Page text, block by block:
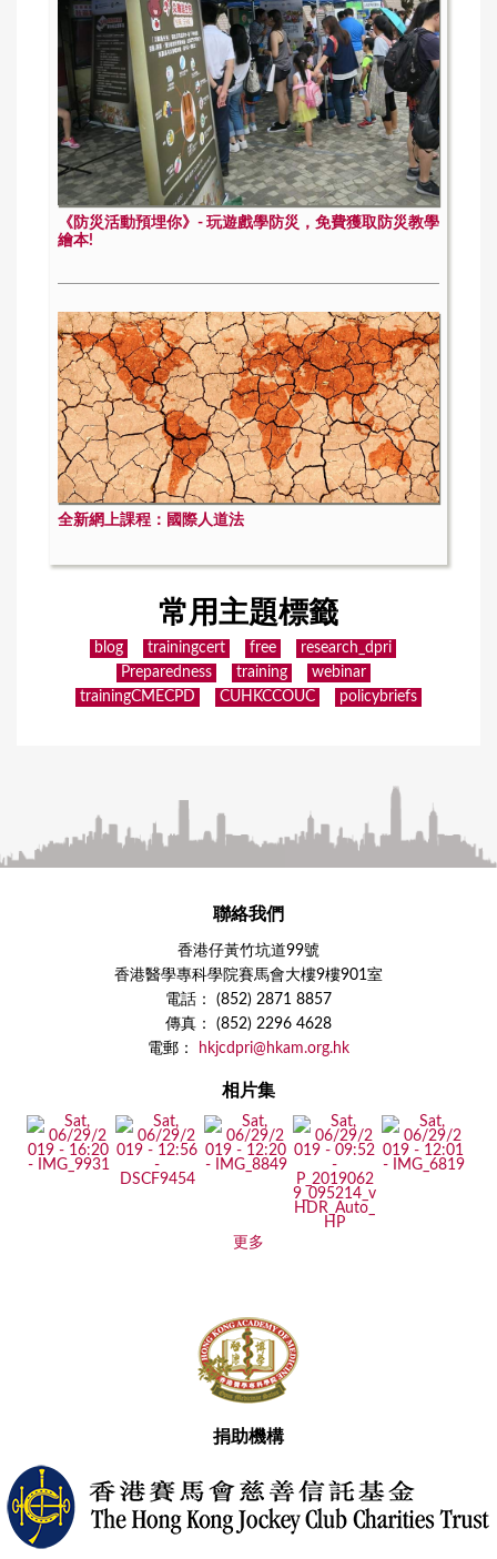
《防災活動預埋你》- 玩遊戲學防災，免費獲取防災教學
繪本!
全新網上課程：國際人道法
常用主題標籤
blog trainingcert free
research_dpri
Preparedness
training
webinar
trainingCMECPD
CUHKCCOUC policybriefs
聯絡我們
香港仔黃竹坑道99號
香港醫學專科學院賽馬會大樓9樓901室
電話： (852) 2871 8857
傳真： (852) 2296 4628
電郵：
hkjcdpri@hkam.org.hk
相片集
更多
捐助機構